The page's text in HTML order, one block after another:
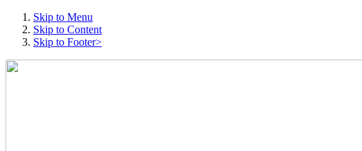
Skip to Menu
Skip to Content
Skip to Footer>